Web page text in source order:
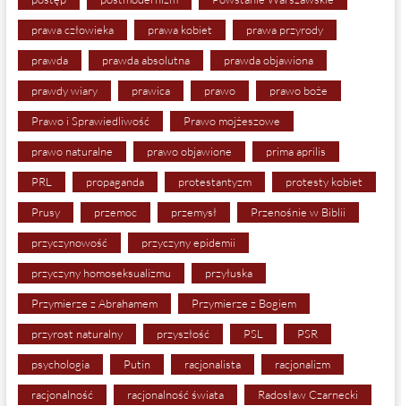
prawa człowieka prawa kobiet prawa przyrody
prawda prawda absolutna prawda objawiona
prawdy wiary prawica prawo prawo boże
Prawo i Sprawiedliwość Prawo mojżeszowe
prawo naturalne prawo objawione prima aprilis
PRL propaganda protestantyzm protesty kobiet
Prusy przemoc przemysł Przenośnie w Biblii
przyczynowość przyczyny epidemii
przyczyny homoseksualizmu przyłuska
Przymierze z Abrahamem Przymierze z Bogiem
przyrost naturalny przyszłość PSL PSR
psychologia Putin racjonalista racjonalizm
racjonalność racjonalność świata Radosław Czarnecki